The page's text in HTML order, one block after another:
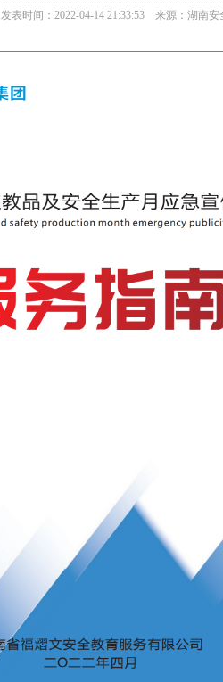
期
平台哪家好？4大梯队深度解析+13平
发表时间：2022-04-14 21:33:53 来源：湖南安